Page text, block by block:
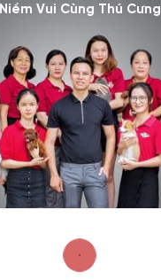
Niềm Vui Cùng Thú Cưng